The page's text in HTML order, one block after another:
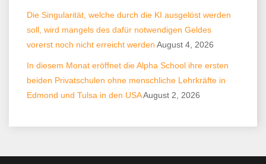
Die Singularität, welche durch die KI ausgelöst werden
soll, wird mangels des dafür notwendigen Geldes
vorerst noch nicht erreicht werden August 4, 2026
In diesem Monat eröffnet die Alpha School ihre ersten
beiden Privatschulen ohne menschliche Lehrkräfte in
Edmond und Tulsa in den USAAugust 2, 2026